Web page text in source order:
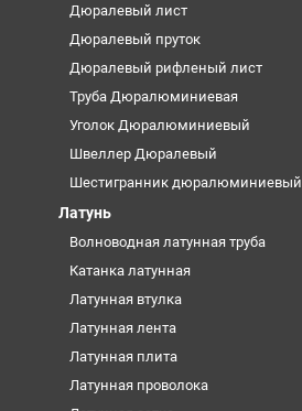
Дюралевый лист
Дюралевый пруток
Дюралевый рифленый лист
Труба Дюралюминиевая
Уголок Дюралюминиевый
Швеллер Дюралевый
Шестигранник дюралюминиевый
Латунь
Волноводная латунная труба
Катанка латунная
Латунная втулка
Латунная лента
Латунная плита
Латунная проволока